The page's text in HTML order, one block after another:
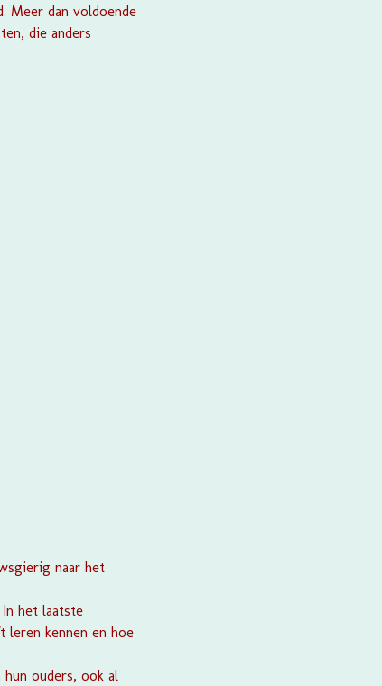
Meer dan voldoende
die anders
naar het
het laatste
leren kennen en hoe
ouders, ook al